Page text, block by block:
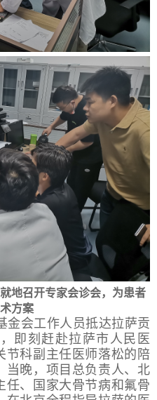
地召开专家会诊会，为患者
方案
金会工作人员抵达拉萨贡
即刻赶赴拉萨市人民医
节科副主任医师落松的陪
当晚，项目总负责人、北
任、国家大骨节病和氟骨